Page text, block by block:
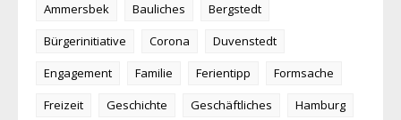
Ammersbek
Bauliches
Bergstedt
Bürgerinitiative
Corona
Duvenstedt
Engagement
Familie Ferientipp
Formsache
Freizeit
Geschichte Geschäftliches
Hamburg